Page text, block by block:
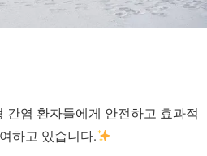
간염 환자들에게 안전하고 효과적
하고 있습니다.